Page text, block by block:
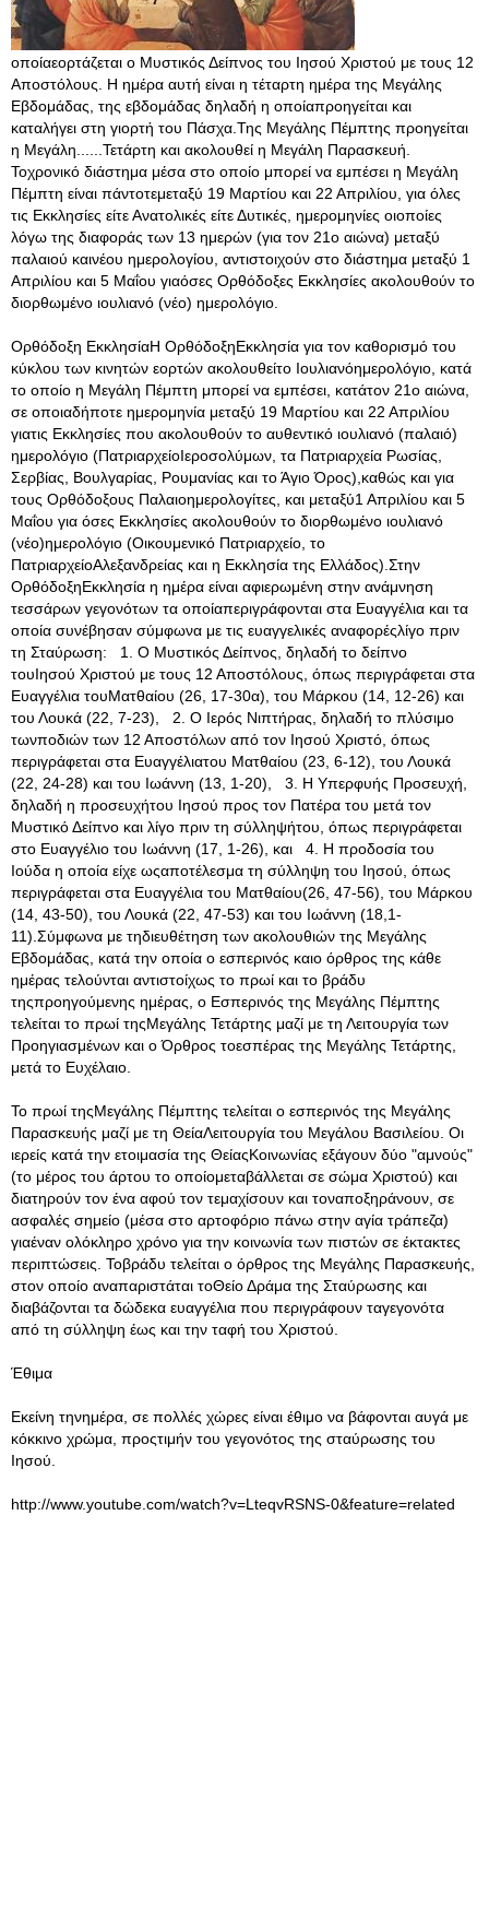
οποίαεορτάζεται ο Μυστικός Δείπνος του Ιησού Χριστού με τους 12
Αποστόλους. Η ημέρα αυτή είναι η τέταρτη ημέρα της Μεγάλης
Εβδομάδας, της εβδομάδας δηλαδή η οποίαπροηγείται και
καταλήγει στη γιορτή του Πάσχα.Της Μεγάλης Πέμπτης προηγείται
η Μεγάλη......Τετάρτη και ακολουθεί η Μεγάλη Παρασκευή.
Τοχρονικό διάστημα μέσα στο οποίο μπορεί να εμπέσει η Μεγάλη
Πέμπτη είναι πάντοτεμεταξύ 19 Μαρτίου και 22 Απριλίου, για όλες
τις Εκκλησίες είτε Ανατολικές είτε Δυτικές, ημερομηνίες οιοποίες
λόγω της διαφοράς των 13 ημερών (για τον 21ο αιώνα) μεταξύ
παλαιού καινέου ημερολογίου, αντιστοιχούν στο διάστημα μεταξύ 1
Απριλίου και 5 Μαΐου γιαόσες Ορθόδοξες Εκκλησίες ακολουθούν το
διορθωμένο ιουλιανό (νέο) ημερολόγιο.
Ορθόδοξη ΕκκλησίαΗ ΟρθόδοξηΕκκλησία για τον καθορισμό του
κύκλου των κινητών εορτών ακολουθείτο Ιουλιανόημερολόγιο, κατά
το οποίο η Μεγάλη Πέμπτη μπορεί να εμπέσει, κατάτον 21ο αιώνα,
σε οποιαδήποτε ημερομηνία μεταξύ 19 Μαρτίου και 22 Απριλίου
γιατις Εκκλησίες που ακολουθούν το αυθεντικό ιουλιανό (παλαιό)
ημερολόγιο (ΠατριαρχείοΙεροσολύμων, τα Πατριαρχεία Ρωσίας,
Σερβίας, Βουλγαρίας, Ρουμανίας και το Άγιο Όρος),καθώς και για
τους Ορθόδοξους Παλαιοημερολογίτες, και μεταξύ1 Απριλίου και 5
Μαΐου για όσες Εκκλησίες ακολουθούν το διορθωμένο ιουλιανό
(νέο)ημερολόγιο (Οικουμενικό Πατριαρχείο, το
ΠατριαρχείοΑλεξανδρείας και η Εκκλησία της Ελλάδος).Στην
ΟρθόδοξηΕκκλησία η ημέρα είναι αφιερωμένη στην ανάμνηση
τεσσάρων γεγονότων τα οποίαπεριγράφονται στα Ευαγγέλια και τα
οποία συνέβησαν σύμφωνα με τις ευαγγελικές αναφορέςλίγο πριν
τη Σταύρωση: 1
. Ο Μυστικός Δείπνος, δηλαδή το δείπνο
τουΙησού Χριστού με τους 12 Αποστόλους, όπως περιγράφεται στα
Ευαγγέλια τουΜατθαίου (26, 17-30α), του Μάρκου (14, 12-26) και
του Λουκά (22, 7-23), 2. Ο Ιερός Νιπτήρας, δηλαδή το πλύσιμο
τωνποδιών των 12 Αποστόλων από τον Ιησού Χριστό, όπως
περιγράφεται στα Ευαγγέλιατου Ματθαίου (23, 6-12), του Λουκά
(22, 24-28) και του Ιωάννη (13, 1-20), 3. Η Υπερφυής Προσευχή,
δηλαδή η προσευχήτου Ιησού προς τον Πατέρα του μετά τον
Μυστικό Δείπνο και λίγο πριν τη σύλληψήτου, όπως περιγράφεται
στο Ευαγγέλιο του Ιωάννη (17, 1-26), και 4. Η προδοσία του
Ιούδα η οποία είχε ωςαποτέλεσμα τη σύλληψη του Ιησού, όπως
περιγράφεται στα Ευαγγέλια του Ματθαίου(26, 47-56), του Μάρκου
(14, 43-50), του Λουκά (22, 47-53) και του Ιωάννη (18,1-
11).Σύμφωνα με τηδιευθέτηση των ακολουθιών της Μεγάλης
Εβδομάδας, κατά την οποία ο εσπερινός καιο όρθρος της κάθε
ημέρας τελούνται αντιστοίχως το πρωί και το βράδυ
τηςπροηγούμενης ημέρας, ο Εσπερινός της Μεγάλης Πέμπτης
τελείται το πρωί τηςΜεγάλης Τετάρτης μαζί με τη Λειτουργία των
Προηγιασμένων και ο Όρθρος τοεσπέρας της Μεγάλης Τετάρτης,
μετά το Ευχέλαιο.
Το πρωί τηςΜεγάλης Πέμπτης τελείται ο εσπερινός της Μεγάλης
Παρασκευής μαζί με τη ΘείαΛειτουργία του Μεγάλου Βασιλείου. Οι
ιερείς κατά την ετοιμασία της ΘείαςΚοινωνίας εξάγουν δύο "αμνούς"
(το μέρος του άρτου το οποίομεταβάλλεται σε σώμα Χριστού) και
διατηρούν τον ένα αφού τον τεμαχίσουν και τοναποξηράνουν, σε
ασφαλές σημείο (μέσα στο αρτοφόριο πάνω στην αγία τράπεζα)
γιαέναν ολόκληρο χρόνο για την κοινωνία των πιστών σε έκτακτες
περιπτώσεις. Τοβράδυ τελείται ο όρθρος της Μεγάλης Παρασκευής,
στον οποίο αναπαριστάται τοΘείο Δράμα της Σταύρωσης και
διαβάζονται τα δώδεκα ευαγγέλια που περιγράφουν ταγεγονότα
από τη σύλληψη έως και την ταφή του Χριστού.
Έθιμα
Εκείνη τηνημέρα, σε πολλές χώρες είναι έθιμο να βάφονται αυγά με
κόκκινο χρώμα, προςτιμήν του γεγονότος της σταύρωσης του
Ιησού.
http://www.youtube.com/watch?v=LteqvRSNS-0&feature=related